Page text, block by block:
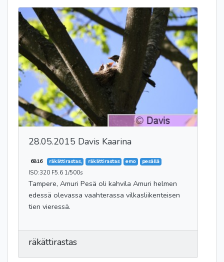
28.05.2015 Davis Kaarina
6816 räkättirastas, räkättirastas emo pesällä
ISO:320 F5.6 1/500s
Tampere, Amuri Pesä oli kahvila Amuri helmen
edessä olevassa vaahterassa vilkasliikenteisen
tien vieressä.
räkättirastas